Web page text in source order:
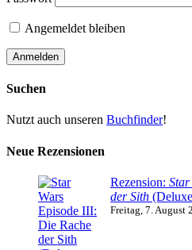
Angemeldet bleiben
Suchen
Nutzt auch unseren Buchfinder!
Neue Rezensionen
Rezension:
der Sith
Freitag, 7. August